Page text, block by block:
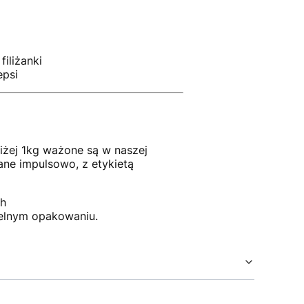
1kg ważone są w naszej
impulsowo, z etykietą
opakowaniu.